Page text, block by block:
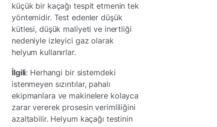
küçük bir kaçağı tespit etmenin tek
yöntemidir. Test edenler düşük
kütlesi, düşük maliyeti ve inertliği
nedeniyle izleyici gaz olarak
helyum kullanırlar.
İlgili: Herhangi bir sistemdeki
istenmeyen sızıntılar, pahalı
ekipmanlara ve makinelere kolayca
zarar vererek prosesin verimliliğini
azaltabilir. Helyum kaçağı testinin